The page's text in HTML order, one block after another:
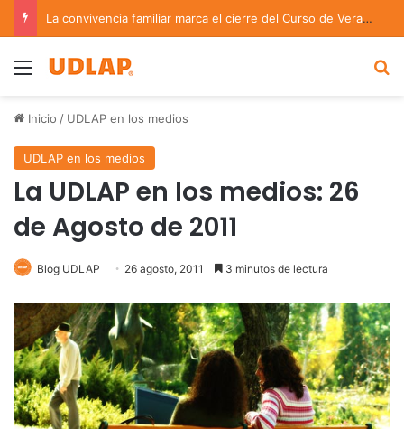
La convivencia familiar marca el cierre del Curso de Verano de Escuelas Aztecas
Menu
Inicio / UDLAP en los medios
UDLAP en los medios
La UDLAP en los medios: 26
de Agosto de 2011
Blog UDLAP 26 agosto, 2011 3 minutos de lectura